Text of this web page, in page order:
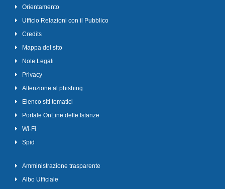
Orientamento
Ufficio Relazioni con il Pubblico
Credits
Mappa del sito
Note Legali
Privacy
Attenzione al phishing
Elenco siti tematici
Portale OnLine delle Istanze
Wi-Fi
Spid
Amministrazione trasparente
Albo Ufficiale